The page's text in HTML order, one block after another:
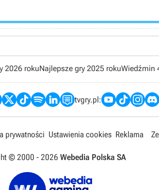
2026 rokuNajlepsze gry 2025 rokuWiedźmin
tvgry.pl:
prywatności Ustawienia cookies Reklama
© 2000 - 2026 Webedia Polska SA